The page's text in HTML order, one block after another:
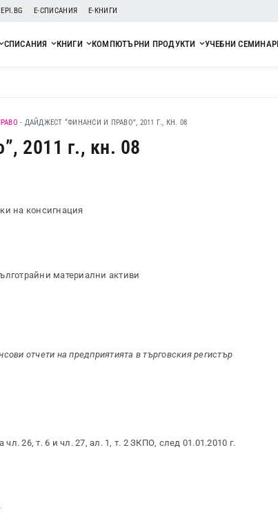
EPI.BG Е-СПИСАНИЯ Е-КНИГИ
СПИСАНИЯ КНИГИ КОМПЮТЪРНИ ПРОДУКТИ УЧЕБНИ
- ДАЙДЖЕСТ “ФИНАНСИ И ПРАВО”, 2011 Г., КН. 08
2011 г., кн. 08
на консигнация
материални активи
отчети на предприятията в търговския регистър
26, т. 6 и чл. 27, ал. 1, т. 2 ЗКПО, след 01.01.2010 г.